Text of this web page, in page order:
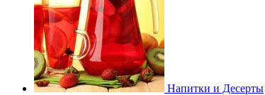
Напитки и Десерты